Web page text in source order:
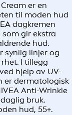
er en
til moden hud
dagkremen
som gir ekstra
hud.
synlig linjer og
I tillegg
hjelp av UV-
er dermatologisk
Anti-Wrinkle
bruk.
hud, 55+.